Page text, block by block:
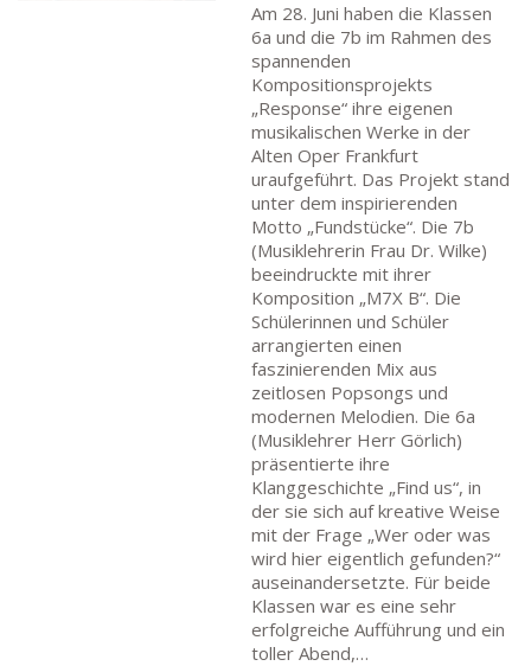
Am 28. Juni haben die Klassen
6a und die 7b im Rahmen des
spannenden
Kompositionsprojekts
„Response“ ihre eigenen
musikalischen Werke in der
Alten Oper Frankfurt
uraufgeführt. Das Projekt stand
unter dem inspirierenden
Motto „Fundstücke“. Die 7b
(Musiklehrerin Frau Dr. Wilke)
beeindruckte mit ihrer
Komposition „M7X B“. Die
Schülerinnen und Schüler
arrangierten einen
faszinierenden Mix aus
zeitlosen Popsongs und
modernen Melodien. Die 6a
(Musiklehrer Herr Görlich)
präsentierte ihre
Klanggeschichte „Find us“, in
der sie sich auf kreative Weise
mit der Frage „Wer oder was
wird hier eigentlich gefunden?“
auseinandersetzte. Für beide
Klassen war es eine sehr
erfolgreiche Aufführung und ein
toller Abend,…